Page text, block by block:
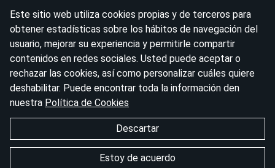
Este sitio web utiliza cookies propias y de terceros para
obtener estadísticas sobre los hábitos de navegación del
usuario, mejorar su experiencia y permitirle compartir
contenidos en redes sociales. Usted puede aceptar o
rechazar las cookies, así como personalizar cuáles quiere
deshabilitar. Puede encontrar toda la información den
nuestra Política de Cookies
Descartar
Estoy de acuerdo